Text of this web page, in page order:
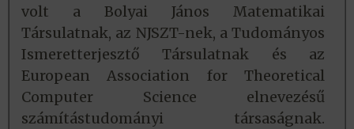
volt a Bolyai János Matematikai
Társulatnak, az NJSZT-nek, a Tudományos
Ismeretterjesztő Társulatnak és az
European Association for Theoretical
Computer Science elnevezésű
számítástudományi társaságnak.